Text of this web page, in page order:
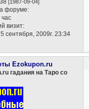
[1987-09-04]
форуме:
час
визит:
сентября, 2009г. 23:34
Ezokupon.ru
гадания на Таро со